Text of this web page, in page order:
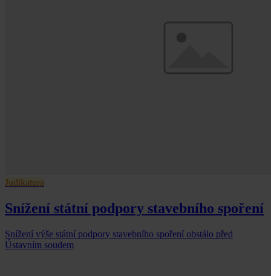
Judikatura
Snížení státní podpory stavebního spoření
Snížení výše státní podpory stavebního spoření obstálo před
Ústavním soudem